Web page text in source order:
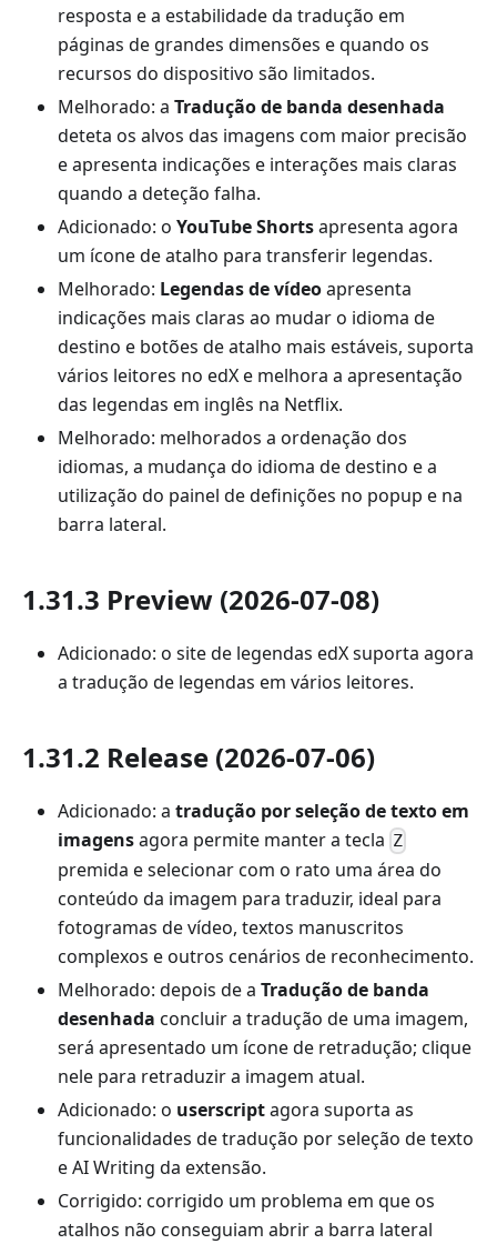
resposta e a estabilidade da tradução em
páginas de grandes dimensões e quando os
recursos do dispositivo são limitados.
Melhorado: a Tradução de banda desenhada
deteta os alvos das imagens com maior precisão
e apresenta indicações e interações mais claras
quando a deteção falha.
Adicionado: o YouTube Shortsapresenta agora
um ícone de atalho para transferir legendas.
Melhorado: Legendas de vídeoapresenta
indicações mais claras ao mudar o idioma de
destino e botões de atalho mais estáveis, suporta
vários leitores no edX e melhora a apresentação
das legendas em inglês na Netflix.
Melhorado: melhorados a ordenação dos
idiomas, a mudança do idioma de destino e a
utilização do painel de definições no popup e na
barra lateral.
1.31.3 Preview (2026-07-08)
Adicionado: o site de legendas edX suporta agora
a tradução de legendas em vários leitores.
1.31.2 Release (2026-07-06)
Adicionado: a tradução por seleção de texto em
imagensagora permite manter a tecla Z
premida e selecionar com o rato uma área do
conteúdo da imagem para traduzir, ideal para
fotogramas de vídeo, textos manuscritos
complexos e outros cenários de reconhecimento.
Melhorado: depois de a Tradução de banda
desenhada concluir a tradução de uma imagem,
será apresentado um ícone de retradução; clique
nele para retraduzir a imagem atual.
Adicionado: o userscriptagora suporta as
funcionalidades de tradução por seleção de texto
e AI Writing da extensão.
Corrigido: corrigido um problema em que os
atalhos não conseguiam abrir a barra lateral